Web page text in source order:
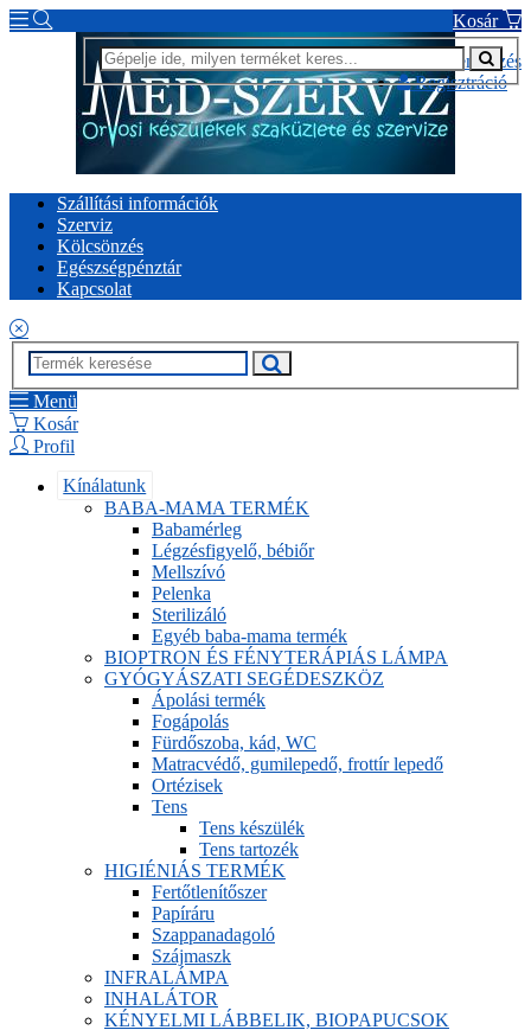
Kosár
Bejelentkezés
Regisztráció
Szállítási információk
Szerviz
Kölcsönzés
Egészségpénztár
Kapcsolat
Menü
Kosár
Profil
Kínálatunk
BABA-MAMA TERMÉK
Babamérleg
Légzésfigyelő, bébiőr
Mellszívó
Pelenka
Sterilizáló
Egyéb baba-mama termék
BIOPTRON ÉS FÉNYTERÁPIÁS LÁMPA
GYÓGYÁSZATI SEGÉDESZKÖZ
Ápolási termék
Fogápolás
Fürdőszoba, kád, WC
Matracvédő, gumilepedő, frottír lepedő
Ortézisek
Tens
Tens készülék
Tens tartozék
HIGIÉNIÁS TERMÉK
Fertőtlenítőszer
Papíráru
Szappanadagoló
Szájmaszk
INFRALÁMPA
INHALÁTOR
KÉNYELMI LÁBBELIK, BIOPAPUCSOK